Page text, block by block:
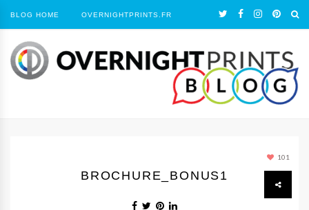
BLOG HOME OVERNIGHTPRINTS.FR
101
BROCHURE_BONUS1